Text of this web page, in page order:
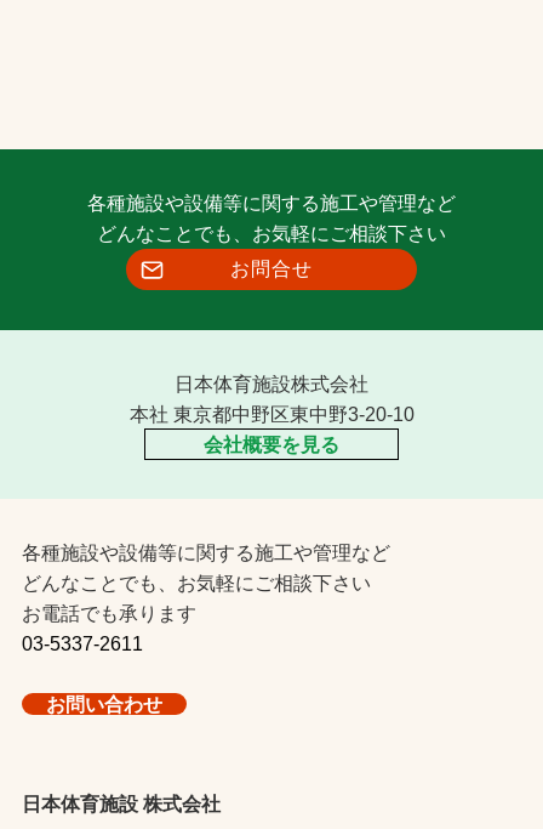
各種施設や設備等に関する施工や管理など
どんなことでも、お気軽にご相談下さい
お問合せ
日本体育施設株式会社
本社 東京都中野区東中野3-20-10
会社概要を見る
各種施設や設備等に関する施工や管理など
どんなことでも、お気軽にご相談下さい
お電話でも承ります
03-5337-2611
お問い合わせ
日本体育施設 株式会社